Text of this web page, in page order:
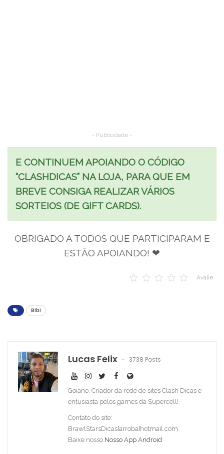
- Publicidade -
E CONTINUEM APOIANDO O CÓDIGO
“CLASHDICAS” NA LOJA, PARA QUE EM
BREVE CONSIGA REALIZAR VÁRIOS
SORTEIOS (DE GIFT CARDS).
OBRIGADO A TODOS QUE PARTICIPARAM E
ESTÃO APOIANDO! ❤
Avalie
Bibi
Lucas Felix 3738 Posts
Goiano, Criador da rede de sites Clash Dicas e
entusiasta pelos games da Supercell!
Contato do site:
BrawlStarsDicas[arroba]hotmail.com
Baixe nosso Nosso App Android